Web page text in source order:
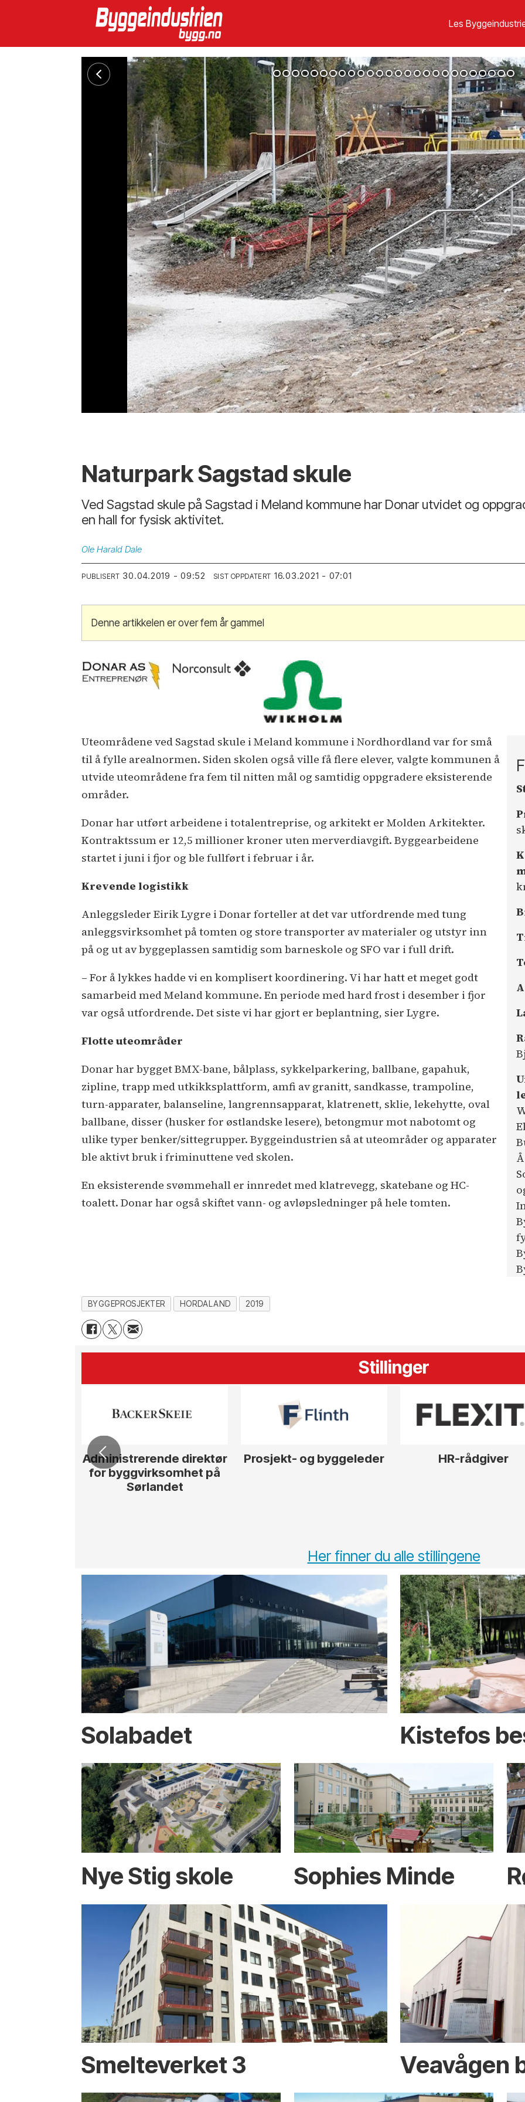
Les
Naturpark Sagstad skule
Ved Sagstad skule på Sagstad i Meland kommune har Donar utvidet og
en hall for fysisk aktivitet.
Ole Harald Dale
PUBLISERT 30.04.2019 - 09:52 SIST OPPDATERT 16.03.2021 - 07:01
Denne artikkelen er over fem år gammel
Uteområdene ved Sagstad skule i Meland kommune i Nordhordland var for små
til å fylle arealnormen. Siden skolen også ville få flere elever, valgte kommunen å
utvide uteområdene fra fem til nitten mål og samtidig oppgradere eksisterende
områder.
Donar har utført arbeidene i totalentreprise, og arkitekt er Molden Arkitekter.
Kontraktssum er 12,5 millioner kroner uten merverdiavgift. Byggearbeidene
startet i juni i fjor og ble fullført i februar i år.
Krevende logistikk
Anleggsleder Eirik Lygre i Donar forteller at det var utfordrende med tung
anleggsvirksomhet på tomten og store transporter av materialer og utstyr inn
på og ut av byggeplassen samtidig som barneskole og SFO var i full drift.
– For å lykkes hadde vi en komplisert koordinering. Vi har hatt et meget godt
samarbeid med Meland kommune. En periode med hard frost i desember i fjor
var også utfordrende. Det siste vi har gjort er beplantning, sier Lygre.
Flotte uteområder
Donar har bygget BMX-bane, bålplass, sykkelparkering, ballbane, gapahuk,
zipline, trapp med utkikksplattform, amfi av granitt, sandkasse, trampoline,
turn-apparater, balanseline, langrennsapparat, klatrenett, sklie, lekehytte, oval
ballbane, disser (husker for østlandske lesere), betongmur mot nabotomt og
ulike typer benker/sittegrupper. Byggeindustrien så at uteområder og apparater
ble aktivt bruk i friminuttene ved skolen.
En eksisterende svømmehall er innredet med klatrevegg, skatebane og HC-
toalett. Donar har også skiftet vann- og avløpsledninger på hele tomten.
BYGGEPROSJEKTER HORDALAND 2019
Stillinger
Administrerende direktør
for byggvirksomhet på
Sørlandet
Prosjekt- og byggeleder HR-rådgiver
Her finner du alle stillingene
Solabadet Kistefos
Nye Stig skole Sophies Minde
Smelteverket 3 Veavågen